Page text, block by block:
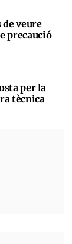
de veure
precaució
per la
tècnica